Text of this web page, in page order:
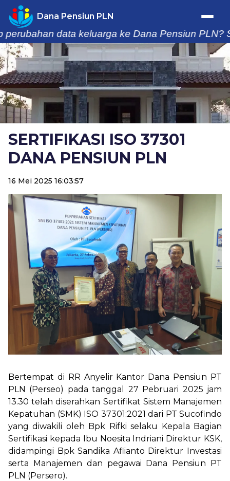
Dana Pensiun PLN
Trafik Statistik
Home
Profil
Berita & Kegiatan
Buletin
Informasi
Layanan
Situs Lain
Login
data keluarga ke Dana Pensiun PLN?
SERTIFIKASI ISO 37301
DANA PENSIUN PLN
16 Mei 2025 16:03:57
Bertempat di RR Anyelir Kantor Dana Pensiun PT
PLN (Perseo) pada tanggal 27 Pebruari 2025 jam
13.30 telah diserahkan Sertifikat Sistem Manajemen
Kepatuhan (SMK) ISO 37301:2021 dari PT Sucofindo
yang diwakili oleh Bpk Rifki selaku Kepala Bagian
Sertifikasi kepada Ibu Noesita Indriani Direktur KSK,
didampingi Bpk Sandika Aflianto Direktur Investasi
serta Manajemen dan pegawai Dana Pensiun PT
PLN (Persero).